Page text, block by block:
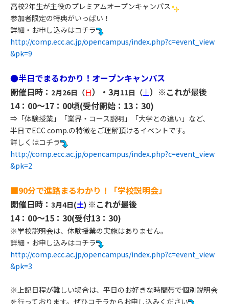
高校2年生が主役のプレミアムオープンキャンパス
参加者限定の特典がいっぱい！
詳細・お申し込みはコチラ
http://comp.ecc.ac.jp/opencampus/index.php?c=event_view
&pk=9​
●半日でまるわかり！オープンキャンパス
開催日時： 2月26日（日）・3月11日（土）※これが最後
14：00～17：00頃(受付開始：13：30)
⇒「体験授業」「業界・コース説明」「大学との違い」など、
半日でECC comp.の特徴をご理解頂けるイベントです。
詳しくはコチラ
http://comp.ecc.ac.jp/opencampus/index.php?c=event_view
&pk=2​
■90分で進路まるわかり！「学校説明会」
開催日時： 3月4日(土) ※これが最後
14：00～15：30(受付13：30)
※学校説明会は、体験授業の実施はありません。
詳細・お申し込みはコチラ
http://comp.ecc.ac.jp/opencampus/index.php?c=event_view
&pk=3​
※上記日程が難しい場合は、平日のお好きな時間帯で個別説明会
を行っております。ぜひコチラからお申し込みください